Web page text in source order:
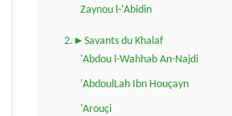
Zaynou l-'Abidin
2.►Savants du Khalaf
'Abdou l-Wahhab An-Najdi
'AbdoulLah Ibn Houçayn
'Arouçi